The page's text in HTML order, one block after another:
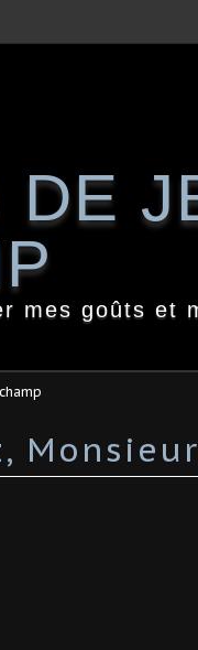
DE
mes goûts et